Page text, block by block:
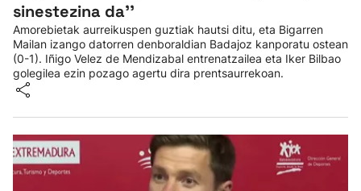
sinestezina da''
Amorebietak aurreikuspen guztiak hautsi ditu, eta Bigarren
Mailan izango datorren denboraldian Badajoz kanporatu ostean
(0-1). Iñigo Velez de Mendizabal entrenatzailea eta Iker Bilbao
golegilea ezin pozago agertu dira prentsaurrekoan.